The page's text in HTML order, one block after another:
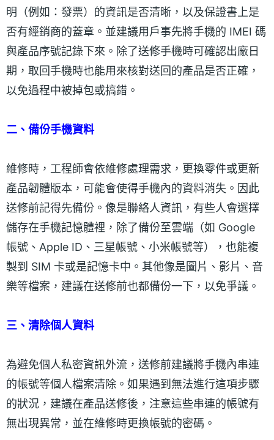
明（例如：發票）的資訊是否清晰，以及保證書上是
否有經銷商的蓋章。並建議用戶事先將手機的 IMEI 碼
與產品序號記錄下來。除了送修手機時可確認出廠日
期，取回手機時也能用來核對送回的產品是否正確，
以免過程中被掉包或搞錯。
二、備份手機資料
維修時，工程師會依維修處理需求，更換零件或更新
產品韌體版本，可能會使得手機內的資料消失。因此
送修前記得先備份。像是聯絡人資訊，有些人會選擇
儲存在手機記憶體裡，除了備份至雲端（如 Google
帳號、Apple ID、三星帳號、小米帳號等），也能複
製到 SIM 卡或是記憶卡中。其他像是圖片、影片、音
樂等檔案，建議在送修前也都備份一下，以免爭議。
三、清除個人資料
為避免個人私密資訊外流，送修前建議將手機內串連
的帳號等個人檔案清除。如果遇到無法進行這項步驟
的狀況，建議在產品送修後，注意這些串連的帳號有
無出現異常，並在維修時更換帳號的密碼。